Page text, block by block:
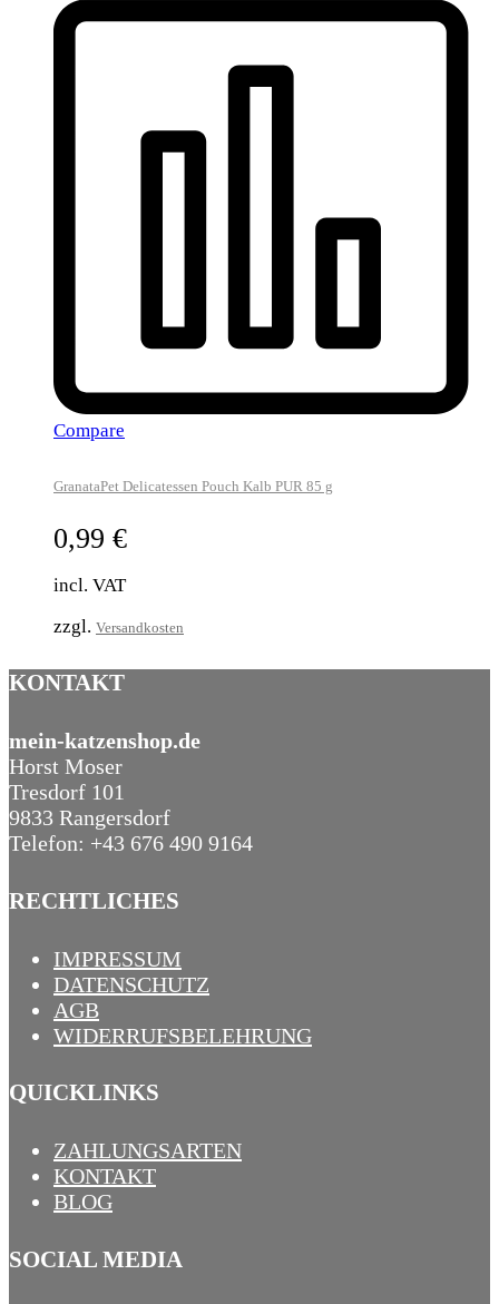
Compare
GranataPet Delicatessen Pouch Kalb PUR 85 g
0,99 €
incl. VAT
zzgl. Versandkosten
KONTAKT
mein-katzenshop.de
Horst Moser
Tresdorf 101
9833 Rangersdorf
Telefon: +43 676 490 9164
RECHTLICHES
IMPRESSUM
DATENSCHUTZ
AGB
WIDERRUFSBELEHRUNG
QUICKLINKS
ZAHLUNGSARTEN
KONTAKT
BLOG
SOCIAL MEDIA